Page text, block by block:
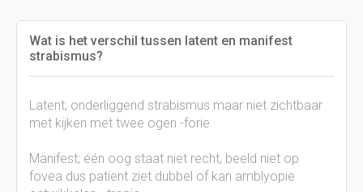
Wat is het verschil tussen latent en manifest
strabismus?
Latent; onderliggend strabismus maar niet zichtbaar
met kijken met twee ogen -forie
Manifest; één oog staat niet recht, beeld niet op
fovea dus patient ziet dubbel of kan amblyopie